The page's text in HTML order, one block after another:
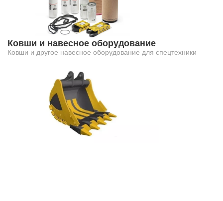
Ковши и навесное оборудование
Ковши и другое навесное оборудование для спецтехники